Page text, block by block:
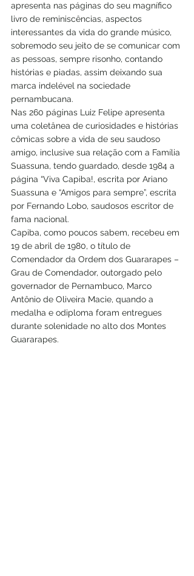
apresenta nas páginas do seu magnífico
livro de reminiscências, aspectos
interessantes da vida do grande músico,
sobremodo seu jeito de se comunicar com
as pessoas, sempre risonho, contando
histórias e piadas, assim deixando sua
marca indelével na sociedade
pernambucana.
Nas 260 páginas Luiz Felipe apresenta
uma coletânea de curiosidades e histórias
cômicas sobre a vida de seu saudoso
amigo, inclusive sua relação com a Família
Suassuna, tendo guardado, desde 1984 a
página “Viva Capiba!, escrita por Ariano
Suassuna e “Amigos para sempre”, escrita
por Fernando Lobo, saudosos escritor de
fama nacional.
Capiba, como poucos sabem, recebeu em
19 de abril de 1980, o título de
Comendador da Ordem dos Guararapes –
Grau de Comendador, outorgado pelo
governador de Pernambuco, Marco
Antônio de Oliveira Macie, quando a
medalha e odiploma foram entregues
durante solenidade no alto dos Montes
Guararapes.